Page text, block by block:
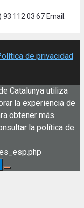
112 03 67 Email:
de privacidad
Catalunya utiliza
la experiencia de
obtener más
la política de